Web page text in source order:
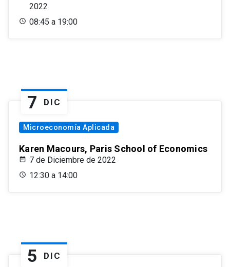
2022
08:45 a 19:00
7 DIC
Microeconomía Aplicada
Karen Macours, Paris School of Economics
7 de Diciembre de 2022
12:30 a 14:00
5 DIC